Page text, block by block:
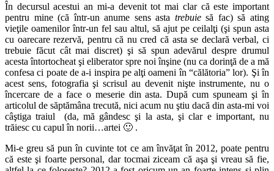
În decursul acestui an mi-a devenit tot mai clar că este important
pentru mine (că într-un anume sens asta trebuiesă fac) să ating
vieţile oamenilor într-un fel sau altul, să ajut pe ceilalţi (şi spun asta
cu oarecare rezervă, pentru că nu cred că asta se declară verbal, ci
trebuie făcut cât mai discret) şi să spun adevărul despre drumul
acesta întortocheat şi eliberator spre noi înşine (nu ca dorinţă de a mă
confesa ci poate de a-i inspira pe alţi oameni în “călătoria” lor). Şi în
acest sens, fotografia şi scrisul au devenit nişte instrumente, nu o
încercare de a face o meserie din asta. După cum spuneam şi în
articolul de săptămâna trecută, nici acum nu ştiu dacă din asta-mi voi
câştiga traiul (da, mă gândesc şi la asta, şi clar e important, nu
trăiesc cu capul în norii…artei 🙂 .
Mi-e greu să pun în cuvinte tot ce am învăţat în 2012, poate pentru
că este şi foarte personal, dar tocmai ziceam că aşa şi vreau să fie,